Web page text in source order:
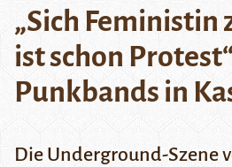
„Sich Feministin
ist schon
Punkbands in
Die Underground-Szene